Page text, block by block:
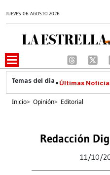
JUEVES 06 AGOSTO 2026
Últimas
Inicio> Opinión> Editorial
Redacción
11/10/